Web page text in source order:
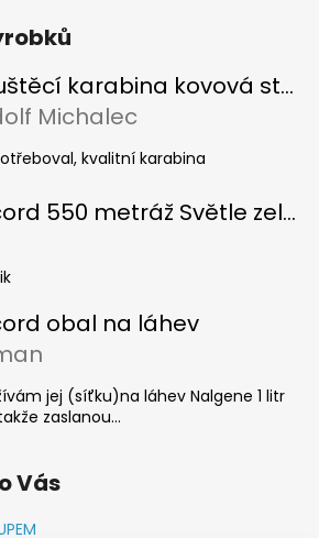
Vypouštěcí karabina kovová stříbrná
produktu je 5 z 5 hvězdiček.
Michalec
kvalitní karabina
Paracord 550 metráž Světle zelená
produktu je 5 z 5 hvězdiček.
obal na láhev
produktu je 5 z 5 hvězdiček.
jej (síťku)na láhev Nalgene 1 litr
zaslanou...
Vás